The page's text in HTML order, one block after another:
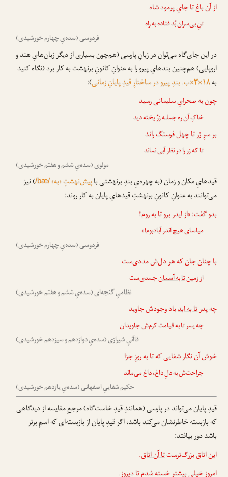
از آن باغتا جایِ پرمود شاه
تنِ بی‌سران بُد فتاده به راه
فردوسی (سده‌یِ چهارم خورشیدی)
در این جای‌گاه می‌توان در زبانِ پارسی (هم‌چون بسیاری از دیگر زبان‌هایِ هند و
اروپایی) هم‌چنین بندهایِ پیرو را به عنوانِ کانونِ برنهشت به کار برد (نگاه کنید
به۱۸×۳×ب. بندِ پیرو در ساختارِ قیدِ پایانِ زمانی
):
چون به صحرایِ سلیمانی رسید
خاکِ آن ره جملـه زرِّ پخته دید
بر سرِ زر تا چهل فرسنگ راند
تا که زر را در نظر آبی نماند
مولوی (سده‌یِ ششم و هفتم خورشیدی)
قیدهایِ مکان و زمان (به چهره‌یِ بندِ برنهشتی باپیش‌نهشتِ «به»/bæ/) نیز
می‌توانند به عنوانِ کانونِ برنهشتِ قیدهایِ پایان به کار روند:
بدو گفت: «از ایدر بروتا به روم!
میاسای هیچ اندر آبادبوم!»
فردوسی (سده‌یِ چهارم خورشیدی)
با چنان جان که هر دل‌ش مددی‌ست
از زمینتا به آسمانجسدی‌ست
نظامیِ گنجه‌ای (سده‌یِ ششم و هفتم خورشیدی)
چه پدرتا به ابدباد وجودش جاوید
چه پسرتا به قیامتکرم‌ش جاویدان
قاآنیِ شیرازی (سده‌یِ دوازدهم و سیزدهم خورشیدی)
خوش آن نگار شفایی کهتا به روزِ جزا
جراحت‌ش به دلِ داغ، داغ می‌ماند
حکیم شفاییِ اصفهانی (سده‌یِ یازدهم خورشیدی)
قیدِ پایان می‌تواند در پارسی (همانندِ قیدِ خاست‌گاه) مرجعِ مقایسه از دیدگاهی
که بازبسته خاطرنشان می‌کند باشد، اگر قیدِ پایان از بازبسته‌ای که اسمِ برتر
باشد دور بیافتد:
این اتاق بزرگ‌ترستتا آن اتاق.